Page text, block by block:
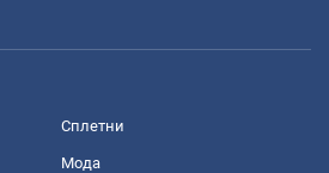
Сплетни
Мода